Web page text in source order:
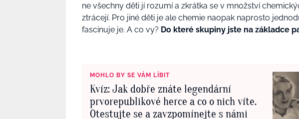
ne všechny děti jí rozumí a zkrátka se v množství
ztrácejí. Pro jiné děti je ale chemie naopak naprosto
fascinuje je. A co vy? Do které skupiny jste na základce
MOHLO BY SE VÁM LÍBIT
Kvíz: Jak dobře znáte legendární
prvorepublikové herce a co o nich víte.
Otestujte se a zavzpomínejte s námi